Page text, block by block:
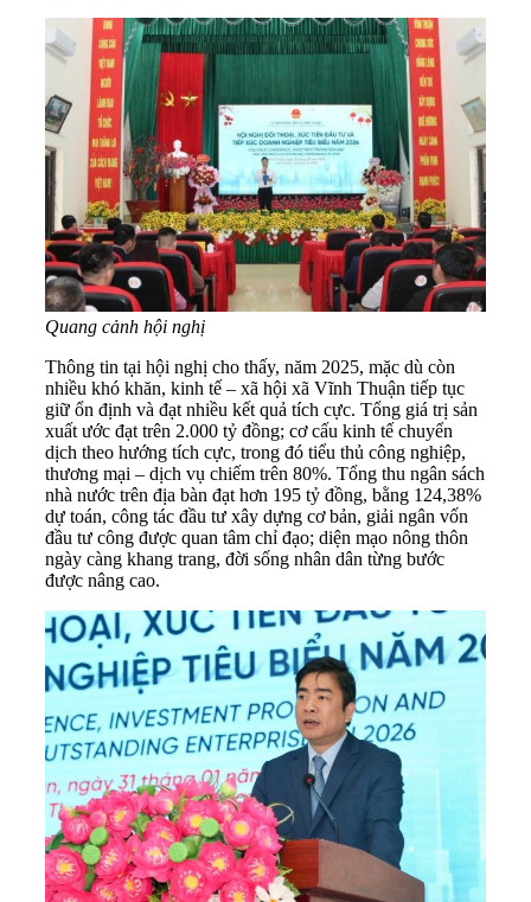
Quang cảnh hội nghị
Thông tin tại hội nghị cho thấy, năm 2025, mặc dù còn
nhiều khó khăn, kinh tế – xã hội xã Vĩnh Thuận tiếp tục
giữ ổn định và đạt nhiều kết quả tích cực. Tổng giá trị sản
xuất ước đạt trên 2.000 tỷ đồng; cơ cấu kinh tế chuyển
dịch theo hướng tích cực, trong đó tiểu thủ công nghiệp,
thương mại – dịch vụ chiếm trên 80%. Tổng thu ngân sách
nhà nước trên địa bàn đạt hơn 195 tỷ đồng, bằng 124,38%
dự toán, công tác đầu tư xây dựng cơ bản, giải ngân vốn
đầu tư công được quan tâm chỉ đạo; diện mạo nông thôn
ngày càng khang trang, đời sống nhân dân từng bước
được nâng cao.